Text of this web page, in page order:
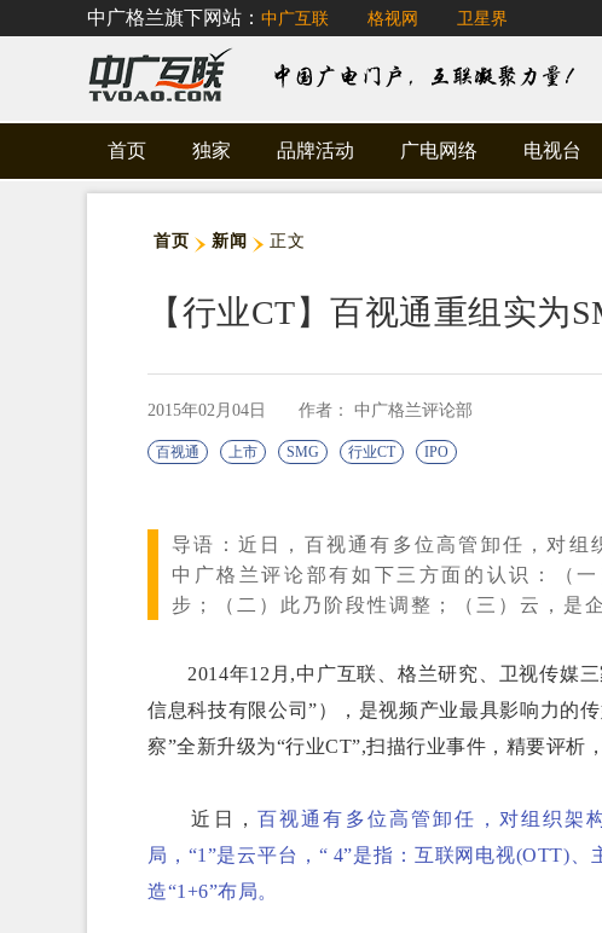
中广格兰旗下网站： 中广互联 格视网 卫星界
首页 独家 品牌活动 广电网络 电视台
首页 新闻 正文
【行业CT】百视通重组实为
2015年02月04日 作者： 中广格兰评论部
百视通 上市 SMG 行业CT IPO
导语： 近日，百视通有多位高管卸任，对组
中广格兰评论部有如下三方面的认识：（
步；（二）此乃阶段性调整；（三）云，是
2014年12月,中广互联、格兰研究、卫视传媒三
信息科技有限公司”），是视频产业最具影响力的
察”全新升级为“行业CT”,扫描行业事件，精要评析
近日， 百视通有多位高管卸任，对组织架
局，“1”是云平台，“ 4”是指：互联网电视(OTT)
造“1+6”布局。